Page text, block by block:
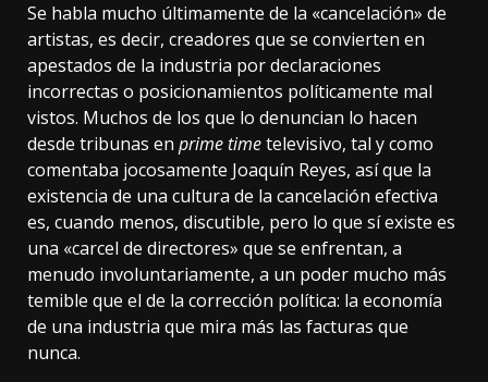
Se habla mucho últimamente de la «cancelación» de
artistas, es decir, creadores que se convierten en
apestados de la industria por declaraciones
incorrectas o posicionamientos políticamente mal
vistos. Muchos de los que lo denuncian lo hacen
desde tribunas en prime timetelevisivo, tal y como
comentaba jocosamente Joaquín Reyes, así que la
existencia de una cultura de la cancelación efectiva
es, cuando menos, discutible, pero lo que sí existe es
una «carcel de directores» que se enfrentan, a
menudo involuntariamente, a un poder mucho más
temible que el de la corrección política: la economía
de una industria que mira más las facturas que
nunca.